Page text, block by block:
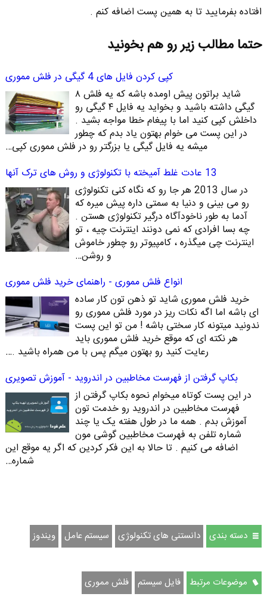
افتاده بفرمایید تا به همین پست اضافه کنم .
حتما مطالب زیر رو هم بخونید
کپی کردن فایل های 4 گیگی در فلش مموری
شاید براتون پیش اومده باشه که یه فلش ۸
گیگی داشته باشید و بخواید یه فایل ۴ گیگی رو
داخلش کپی کنید اما با پیغام خطا مواجه بشید .
در این پست می خوام بهتون یاد بدم که چطور
میشه یه فایل گیگی یا بزرگتر رو در فلش مموری کپی…
13 عادت غلط آمیخته با تکنولوژی و روش های ترک آنها
در سال 2013 هر جا رو که نگاه کنی تکنولوژی
رو می بینی و دنیا به سمتی داره پیش میره که
آدما به طور ناخودآگاه درگیر تکنولوژی هستن .
چه بسا افرادی که نمی دونند اینترنت چیه ، تو
اینترنت چی میگذره ، کامپیوتر رو چطور خاموش
و روشن…
انواع فلش مموری - راهنمای خرید فلش مموری
خرید فلش مموری شاید تو ذهن تون کار ساده
ای باشه اما اگه نکات ریز در مورد فلش مموری رو
ندونید میتونه کار سختی باشه ! من تو این پست
هر نکته ای که موقع خرید فلش مموری باید
رعایت کنید رو بهتون میگم پس با من همراه باشید .…
بکاپ گرفتن از فهرست مخاطبین در اندروید - آموزش تصویری
در این پست کوتاه میخوام نحوه بکاپ گرفتن از
فهرست مخاطبین در اندروید رو خدمت تون
آموزش بدم . همه ما در طول هفته یک یا چند
شماره تلفن به فهرست مخاطبین گوشی مون
اضافه می کنیم . تا حالا به این فکر کردین که اگر یه موقع این
شماره…
دسته بندی دانستنی های تکنولوژی سیستم عامل ویندوز
موضوعات مرتبط فایل سیستم فلش مموری